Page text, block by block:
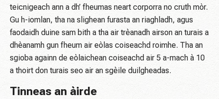
teicnigeach ann a dh’ fheumas neart corporra no cruth mòr.
Gu h-iomlan, tha na slighean furasta an riaghladh, agus
faodaidh duine sam bith a tha air trèanadh airson an turais a
dhèanamh gun fheum air eòlas coiseachd roimhe. Tha an
sgioba againn de eòlaichean coiseachd air 5 a-mach à 10
a thoirt don turais seo air an sgèile duilgheadas.
Tinneas an àirde